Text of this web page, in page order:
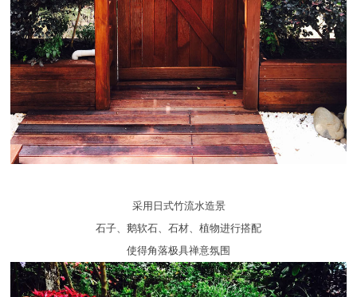
采用日式竹流水造景
石子、鹅软石、石材、植物进行搭配
使得角落极具禅意氛围